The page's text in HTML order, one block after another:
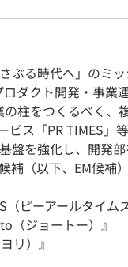
ぶる時代へ」のミ
ダクト開発・事業
柱をつくるべく、
ス「PR TIMES」
盤を強化し、開発
（以下、EM候補
ピーアールタイム
ジョートー）』
リ）』